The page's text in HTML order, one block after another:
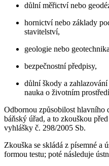
důlní měřictví nebo
hornictví nebo základy
stavitelství,
geologie nebo
bezpečnostní předpisy,
důlní škody a
nauka o životním
Odbornou způsobilost hlavního
báňský úřad, a to zkouškou
vyhlášky č. 298/2005 Sb.
Zkouška se skládá z písemné a
formou testu; poté následuje